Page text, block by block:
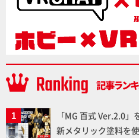
「MG 百式 Ver.2.0
新メタリック塗料を